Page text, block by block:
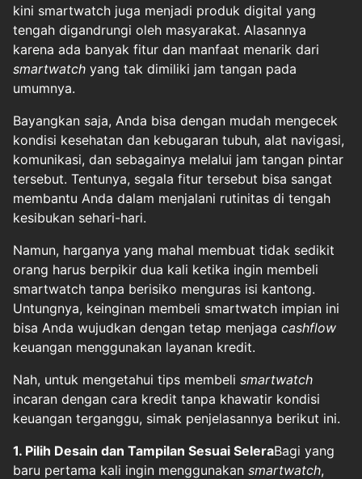
kini smartwatch juga menjadi produk digital yang
tengah digandrungi oleh masyarakat. Alasannya
karena ada banyak fitur dan manfaat menarik dari
smartwatch yang tak dimiliki jam tangan pada
umumnya.
Bayangkan saja, Anda bisa dengan mudah mengecek
kondisi kesehatan dan kebugaran tubuh, alat navigasi,
komunikasi, dan sebagainya melalui jam tangan pintar
tersebut. Tentunya, segala fitur tersebut bisa sangat
membantu Anda dalam menjalani rutinitas di tengah
kesibukan sehari-hari.
Namun, harganya yang mahal membuat tidak sedikit
orang harus berpikir dua kali ketika ingin membeli
smartwatch tanpa berisiko menguras isi kantong.
Untungnya, keinginan membeli smartwatch impian ini
bisa Anda wujudkan dengan tetap menjaga cashflow
keuangan menggunakan layanan kredit.
Nah, untuk mengetahui tips membeli smartwatch
incaran dengan cara kredit tanpa khawatir kondisi
keuangan terganggu, simak penjelasannya berikut ini.
1. Pilih Desain dan Tampilan Sesuai SeleraBagi yang
baru pertama kali ingin menggunakan smartwatch,